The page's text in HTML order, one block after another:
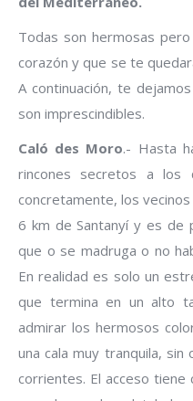
Todas son hermosas
corazón y que se te
A continuación, te
son imprescindibles.
Caló des Moro.- Hasta
rincones secretos a los
concretamente, los
6 km de Santanyí y es de
que o se madruga o no
En realidad es solo un
que termina en un alto
admirar los hermosos
una cala muy tranquila,
corrientes. El acceso